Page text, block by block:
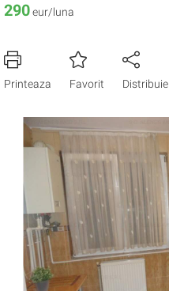
290eur/luna
Printeaza Favorit Distribuie